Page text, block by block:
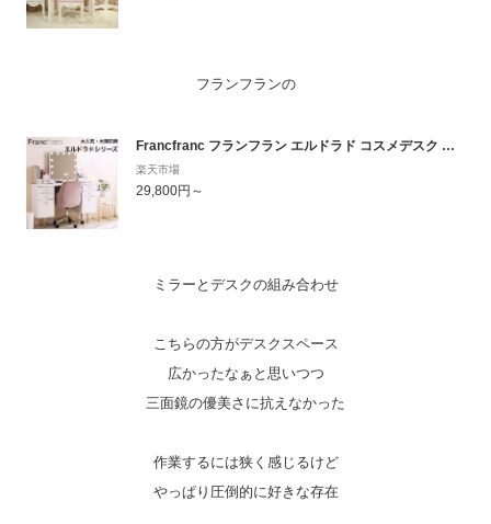
フランフランの
Francfranc フランフラン エルドラド コスメデスク デスク ドレッサー ミニデスク リモートワークデスク 収納付きデスク ワークデスク サイドチェスト サイドボード 大理石柄 韓国インテリア ホワイト コンパクト 北欧 化粧台 メイク台 可愛い かわいい おしゃれ 白 鏡台
楽天市場
29,800円～
ミラーとデスクの組み合わせ
こちらの方がデスクスペース
広かったなぁと思いつつ
三面鏡の優美さに抗えなかった
作業するには狭く感じるけど
やっぱり圧倒的に好きな存在